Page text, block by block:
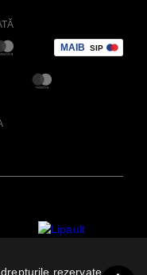
rezervate.